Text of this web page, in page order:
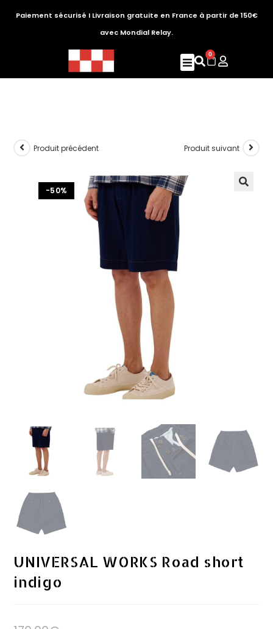
Paiement sécurisé I Livraison gratuite en France à partir de 150€
avec Mondial Relay.
0
-50%
Produit précédent Produit suivant
UNIVERSAL WORKS Road short
indigo